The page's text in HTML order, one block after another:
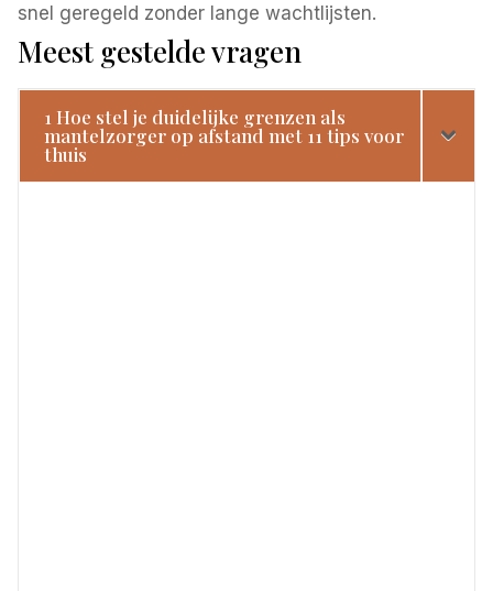
snel geregeld zonder lange wachtlijsten.
Meest gestelde vragen
1 Hoe stel je duidelijke grenzen als
mantelzorger op afstand met 11 tips voor
thuis